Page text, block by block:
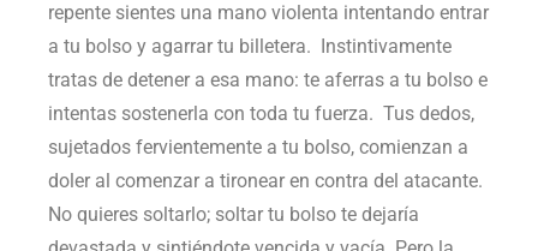
repente sientes una mano violenta intentando entrar
a tu bolso y agarrar tu billetera. Instintivamente
tratas de detener a esa mano: te aferras a tu bolso e
intentas sostenerla con toda tu fuerza. Tus dedos,
sujetados fervientemente a tu bolso, comienzan a
doler al comenzar a tironear en contra del atacante.
No quieres soltarlo; soltar tu bolso te dejaría